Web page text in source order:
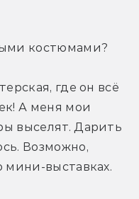
костюмами?
где он всё
А меня мои
выселят. Дарить
Возможно,
мини-выставках.